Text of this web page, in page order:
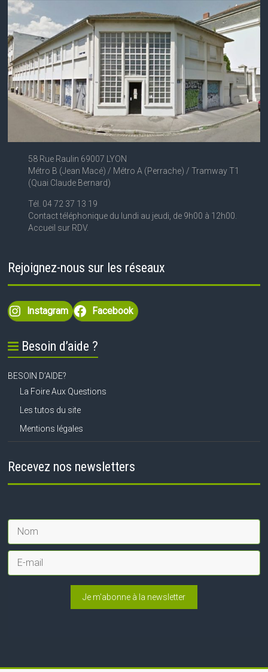
58 Rue Raulin 69007 LYON
Métro B (Jean Macé) / Métro A (Perrache) / Tramway T1
(Quai Claude Bernard)
Tél. 04 72 37 13 19
Contact téléphonique du lundi au jeudi, de 9h00 à 12h00.
Accueil sur RDV.
Rejoignez-nous sur les réseaux
Instagram Facebook
Besoin d’aide ?
BESOIN D’AIDE?
La Foire Aux Questions
Les tutos du site
Mentions légales
Recevez nos newsletters
Je m'abonne à la newsletter